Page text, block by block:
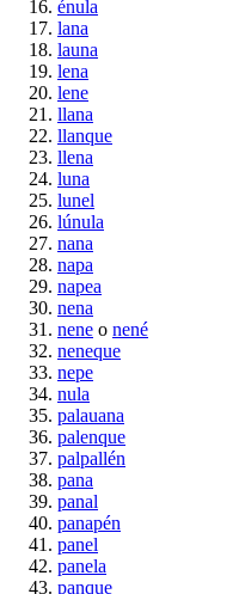
énula
lana
launa
lena
lene
llana
llanque
llena
luna
lunel
lúnula
nana
napa
napea
nena
nene o nené
neneque
nepe
nula
palauana
palenque
palpallén
pana
panal
panapén
panel
panela
panque